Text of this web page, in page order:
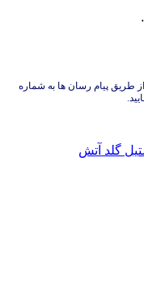
طریق پیام رسان ها به شماره